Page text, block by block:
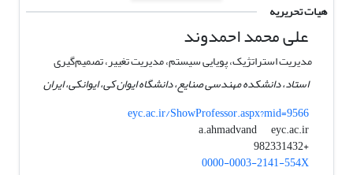
هیات تحریریه
علی محمد احمدوند
مدیریت استراتژیک، پویایی سیستم، مدیریت تغییر، تصمیم‌گیری
استاد، دانشکده مهندسی صنایع، دانشگاه ایوان کی، ایوانکی، ایران
eyc.ac.ir/ShowProfessor.aspx?mid=9566
a.ahmadvand
eyc.ac.ir
+982331432
0000-0003-2141-554X